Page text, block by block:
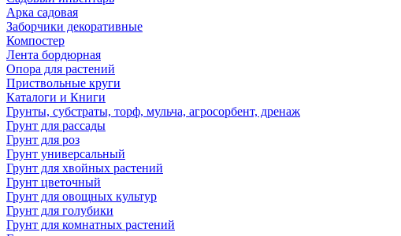
Арка садовая
Заборчики декоративные
Компостер
Лента бордюрная
Опора для растений
Приствольные круги
Каталоги и Книги
Грунты, субстраты, торф, мульча, агросорбент, дренаж
Грунт для рассады
Грунт для роз
Грунт универсальный
Грунт для хвойных растений
Грунт цветочный
Грунт для овощных культур
Грунт для голубики
Грунт для комнатных растений